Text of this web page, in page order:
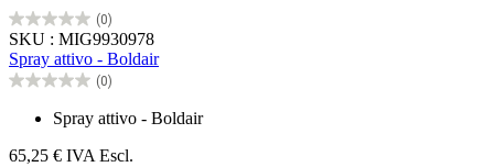
(0)
0.0
su
5
stelle.
SKU : MIG9930978
Spray attivo - Boldair
(0)
0.0
stelle.
Spray attivo - Boldair
65,25 € IVA Escl.